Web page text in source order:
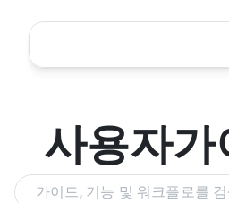
사용자가
가이드, 기능 및 워크플로를